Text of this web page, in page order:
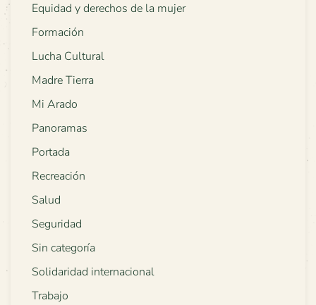
Equidad y derechos de la mujer
Formación
Lucha Cultural
Madre Tierra
Mi Arado
Panoramas
Portada
Recreación
Salud
Seguridad
Sin categoría
Solidaridad internacional
Trabajo